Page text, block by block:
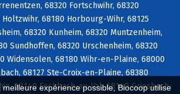
expérience possible, Biocoop utilise
68320 Fortschwihr, 68320
68180 Horbourg-Wihr, 68125
68320 Kunheim, 68320 Muntzenheim,
Sundhoffen, 68320 Urschenheim, 68320
Widensolen, 68180 Wihr-en-Plaine, 68000
68127 Ste-Croix-en-Plaine, 68380
68140 Eschbach-au-Val, 68140 Griesbach-